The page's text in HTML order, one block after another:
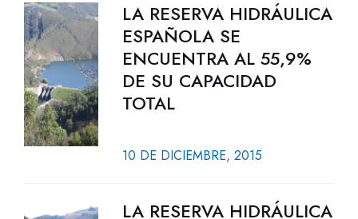
LA RESERVA HIDRÁULICA
ESPAÑOLA SE
ENCUENTRA AL 55,9%
DE SU CAPACIDAD
TOTAL
10 DE DICIEMBRE, 2015
LA RESERVA HIDRÁULICA